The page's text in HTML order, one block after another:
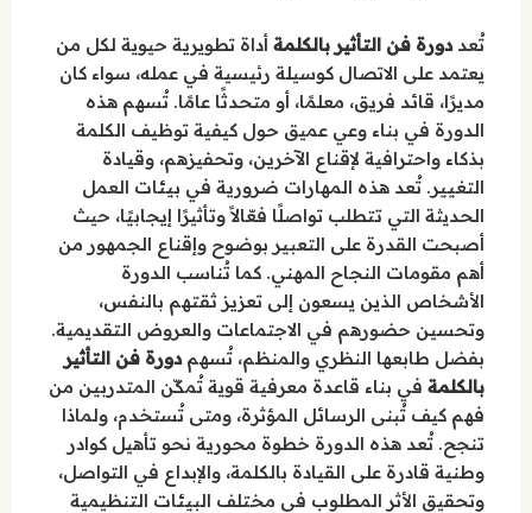
تُعددورة فن التأثير بالكلمة أداة تطويرية حيوية لكل من
يعتمد على الاتصال كوسيلة رئيسية في عمله، سواء كان
مديرًا، قائد فريق، معلمًا، أو متحدثًا عامًا. تُسهم هذه
الدورة في بناء وعي عميق حول كيفية توظيف الكلمة
بذكاء واحترافية لإقناع الآخرين، وتحفيزهم، وقيادة
التغيير. تُعد هذه المهارات ضرورية في بيئات العمل
الحديثة التي تتطلب تواصلًا فعّالاً وتأثيرًا إيجابيًا، حيث
أصبحت القدرة على التعبير بوضوح وإقناع الجمهور من
أهم مقومات النجاح المهني. كما تُناسب الدورة
الأشخاص الذين يسعون إلى تعزيز ثقتهم بالنفس،
وتحسين حضورهم في الاجتماعات والعروض التقديمية.
بفضل طابعها النظري والمنظم، تُسهمدورة فن التأثير
بالكلمة في بناء قاعدة معرفية قوية تُمكّن المتدربين من
فهم كيف تُبنى الرسائل المؤثرة، ومتى تُستخدم، ولماذا
تنجح. تُعد هذه الدورة خطوة محورية نحو تأهيل كوادر
وطنية قادرة على القيادة بالكلمة، والإبداع في التواصل،
وتحقيق الأثر المطلوب في مختلف البيئات التنظيمية